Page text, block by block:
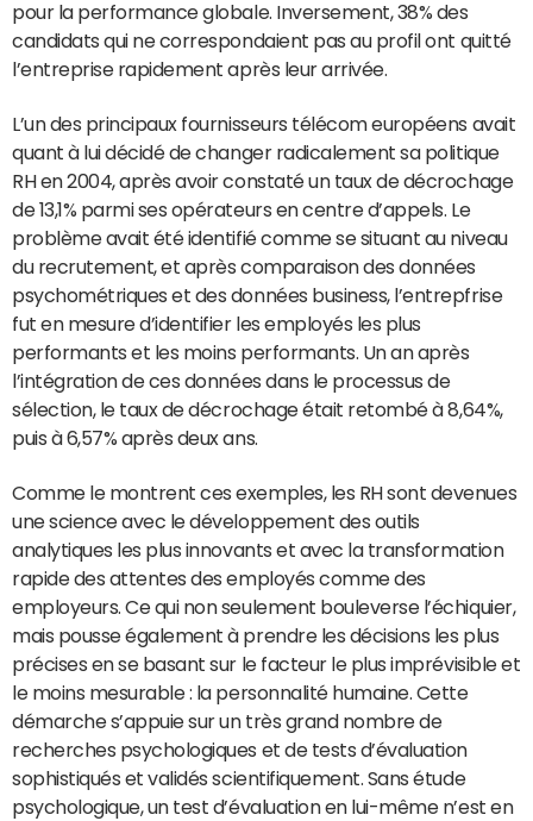
pour la performance globale. Inversement, 38% des
candidats qui ne correspondaient pas au profil ont quitté
l’entreprise rapidement après leur arrivée.
L’un des principaux fournisseurs télécom européens avait
quant à lui décidé de changer radicalement sa politique
RH en 2004, après avoir constaté un taux de décrochage
de 13,1% parmi ses opérateurs en centre d’appels. Le
problème avait été identifié comme se situant au niveau
du recrutement, et après comparaison des données
psychométriques et des données business, l’entrepfrise
fut en mesure d’identifier les employés les plus
performants et les moins performants. Un an après
l’intégration de ces données dans le processus de
sélection, le taux de décrochage était retombé à 8,64%,
puis à 6,57% après deux ans.
Comme le montrent ces exemples, les RH sont devenues
une science avec le développement des outils
analytiques les plus innovants et avec la transformation
rapide des attentes des employés comme des
employeurs. Ce qui non seulement bouleverse l’échiquier,
mais pousse également à prendre les décisions les plus
précises en se basant sur le facteur le plus imprévisible et
le moins mesurable : la personnalité humaine. Cette
démarche s’appuie sur un très grand nombre de
recherches psychologiques et de tests d’évaluation
sophistiqués et validés scientifiquement. Sans étude
psychologique, un test d’évaluation en lui-même n’est en